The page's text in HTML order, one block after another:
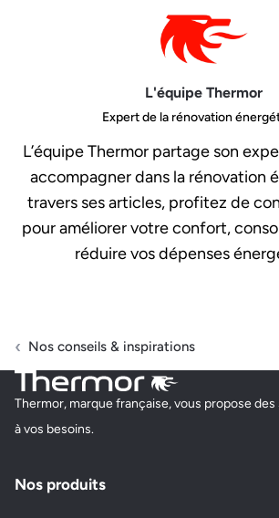
L'équipe Thermor
Expert de la rénovation
L’équipe Thermor partage son
accompagner dans la rénovation
travers ses articles, profitez de
pour améliorer votre confort,
réduire vos dépenses
Nos conseils & inspirations
Thermor, marque française, vous propose
à vos besoins.
Nos produits